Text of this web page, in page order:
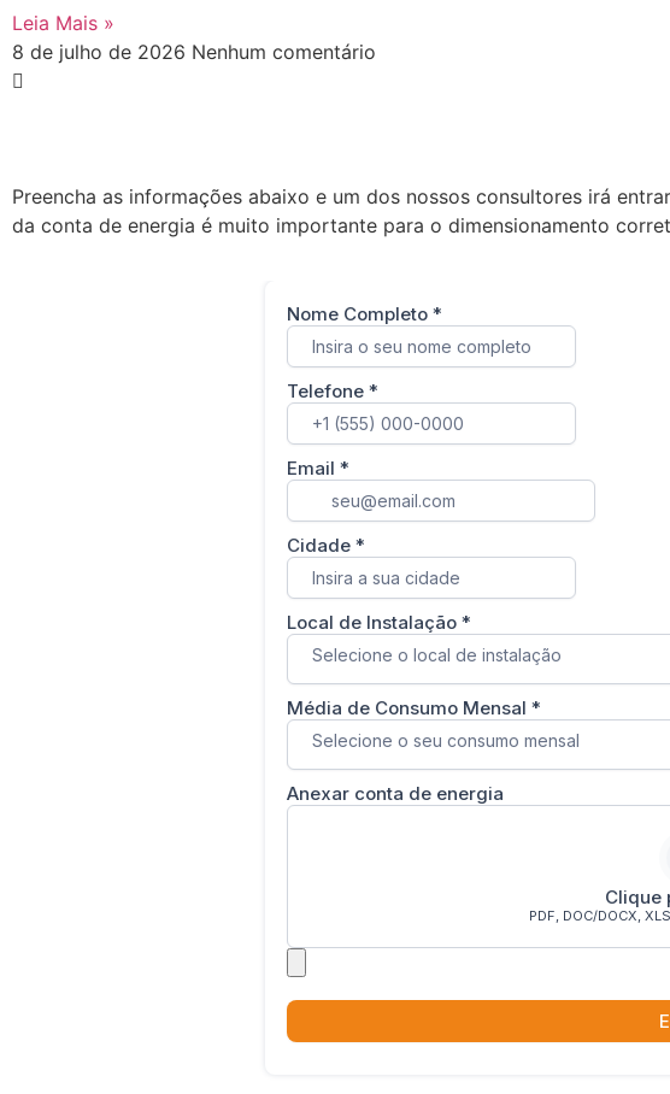
Leia Mais »
8 de julho de 2026 Nenhum comentário
Preencha as informações abaixo e um dos nossos consultores irá
da conta de energia é muito importante para o dimensionamento